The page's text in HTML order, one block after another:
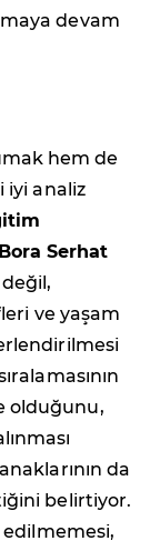
devam
hem de
iyi analiz
Serhat
ve yaşam
olduğunu,
da
belirtiyor.
edilmemesi,